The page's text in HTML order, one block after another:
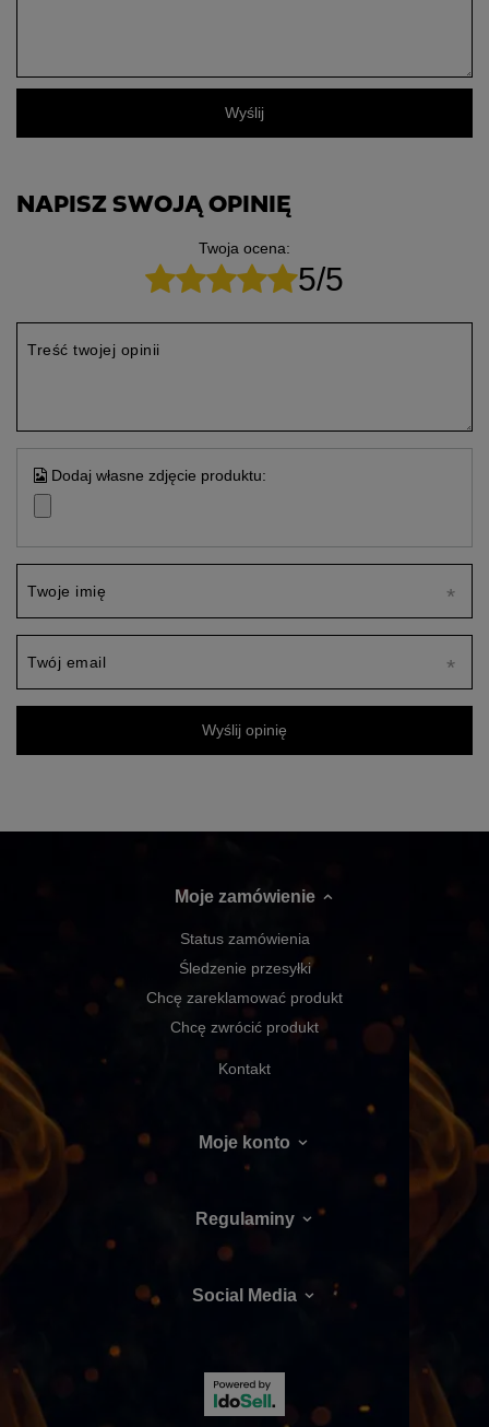
Wyślij
NAPISZ SWOJĄ OPINIĘ
Twoja ocena:
5/5
Treść twojej opinii
Dodaj własne zdjęcie produktu:
Twoje imię
Twój email
Wyślij opinię
Moje zamówienie
Status zamówienia
Śledzenie przesyłki
Chcę zareklamować produkt
Chcę zwrócić produkt
Kontakt
Moje konto
Regulaminy
Social Media